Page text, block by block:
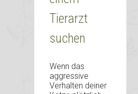
Tierarzt
suchen
Wenn das
aggressive
Verhalten deiner